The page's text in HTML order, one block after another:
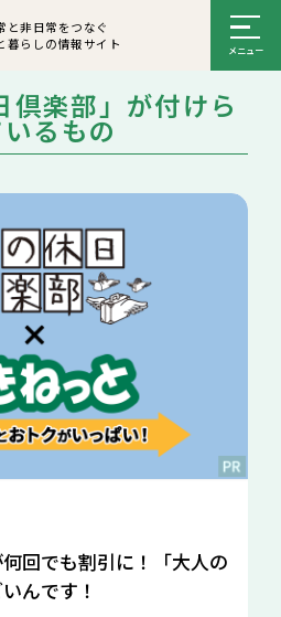
と非日常をつなぐ
暮らしの情報サイト
倶楽部」が付けら
るもの
回でも割引に！「大人の
んです！